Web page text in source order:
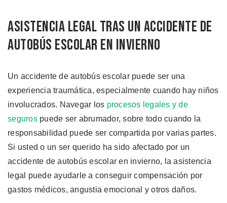
Asistencia Legal tras un Accidente de
Autobús Escolar en Invierno
Un accidente de autobús escolar puede ser una
experiencia traumática, especialmente cuando hay niños
involucrados. Navegar los procesos legales y de
segurospuede ser abrumador, sobre todo cuando la
responsabilidad puede ser compartida por varias partes.
Si usted o un ser querido ha sido afectado por un
accidente de autobús escolar en invierno, la asistencia
legal puede ayudarle a conseguir compensación por
gastos médicos, angustia emocional y otros daños.